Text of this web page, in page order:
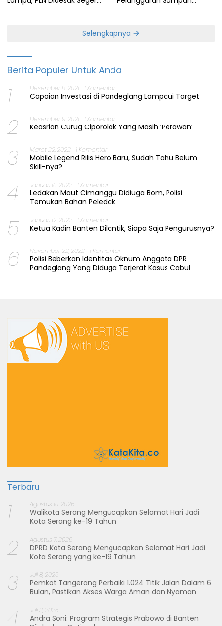
Selengkapnya
Berita Populer Untuk Anda
1 Desember 8, 2021 1 Komentar
Capaian Investasi di Pandeglang Lampaui Target
2 Desember 9, 2021 1 Komentar
Keasrian Curug Ciporolak Yang Masih ‘Perawan’
3 Maret 22, 2022 1 Komentar
Mobile Legend Rilis Hero Baru, Sudah Tahu Belum
Skill-nya?
4 Januari 10, 2022 1 Komentar
Ledakan Maut Cimanggu Didiuga Bom, Polisi
Temukan Bahan Peledak
5 Januari 12, 2022 1 Komentar
Ketua Kadin Banten Dilantik, Siapa Saja Pengurusnya?
6 November 22, 2022 1 Komentar
Polisi Beberkan Identitas Oknum Anggota DPR
Pandeglang Yang Diduga Terjerat Kasus Cabul
Terbaru
1 Agustus 10, 2026
Walikota Serang Mengucapkan Selamat Hari Jadi
Kota Serang ke-19 Tahun
2 Agustus 7, 2026
DPRD Kota Serang Mengucapkan Selamat Hari Jadi
Kota Serang yang ke-19 Tahun
3 Juli 8, 2026
Pemkot Tangerang Perbaiki 1.024 Titik Jalan Dalam 6
Bulan, Pastikan Akses Warga Aman dan Nyaman
4 Juli 3, 2026
Andra Soni: Program Strategis Prabowo di Banten